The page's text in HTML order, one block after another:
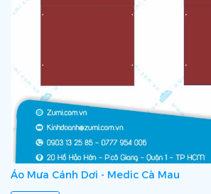
Áo Mưa Cánh Dơi - Medic Cà Mau